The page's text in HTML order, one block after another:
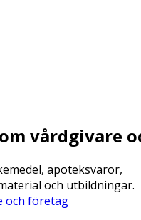
vårdgivare
apoteksvaror,
och utbildningar.
och företag